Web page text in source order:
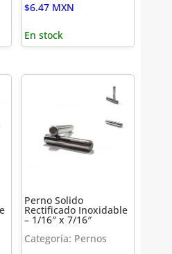
$6.47 MXN
En stock
Perno Solido
Rectificado Inoxidable
– 1/16″ x 7/16″
Categoría: Pernos